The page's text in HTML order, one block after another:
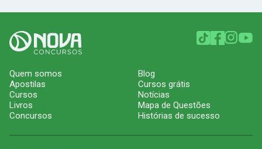
Quem somos
Apostilas
Cursos
Livros
Concursos
Blog
Cursos grátis
Notícias
Mapa de Questões
Histórias de sucesso